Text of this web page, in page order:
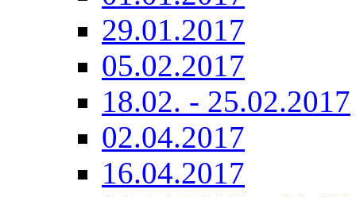
29.01.2017
05.02.2017
18.02. - 25.02.2017
02.04.2017
16.04.2017